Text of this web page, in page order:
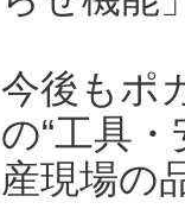
今後もポ
の“工具
産現場の